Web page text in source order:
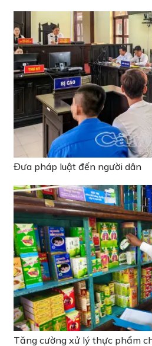
Đưa pháp luật đến người dân
Tăng cường xử lý thực phẩm